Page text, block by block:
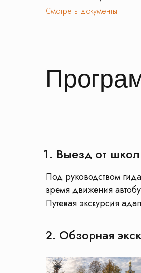
Смотреть документы
Выезд от
Под руководством
время движения
Путевая экскурсия
2. Обзорная